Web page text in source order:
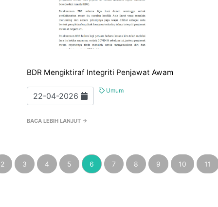
BDR Mengiktiraf Integriti Penjawat Awam
22-04-2026
Umum
BACA LEBIH LANJUT →
2 3 4 5 6 7 8 9 10 11